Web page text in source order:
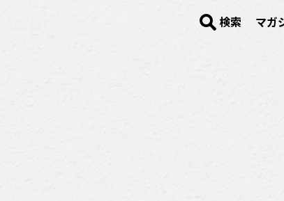
検索 マガ